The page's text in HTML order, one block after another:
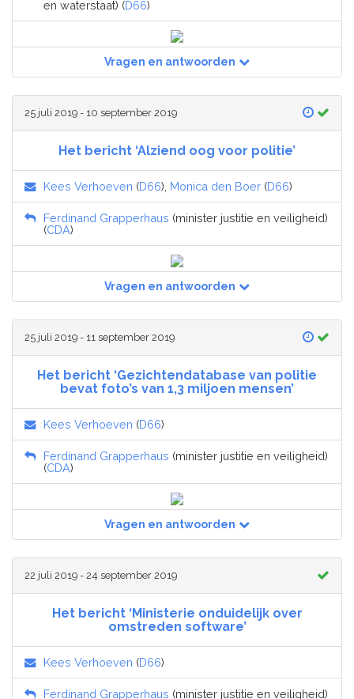
en waterstaat) (D66)
Vragen en antwoorden
25 juli 2019 - 10 september 2019
Het bericht ‘Alziend oog voor politie’
Kees Verhoeven (D66), Monica den Boer (D66)
Ferdinand Grapperhaus (minister justitie en veiligheid)
(CDA)
Vragen en antwoorden
25 juli 2019 - 11 september 2019
Het bericht ‘Gezichtendatabase van politie
bevat foto’s van 1,3 miljoen mensen’
Kees Verhoeven (D66)
Ferdinand Grapperhaus (minister justitie en veiligheid)
(CDA)
Vragen en antwoorden
22 juli 2019 - 24 september 2019
Het bericht ‘Ministerie onduidelijk over
omstreden software’
Kees Verhoeven (D66)
Ferdinand Grapperhaus (minister justitie en veiligheid)